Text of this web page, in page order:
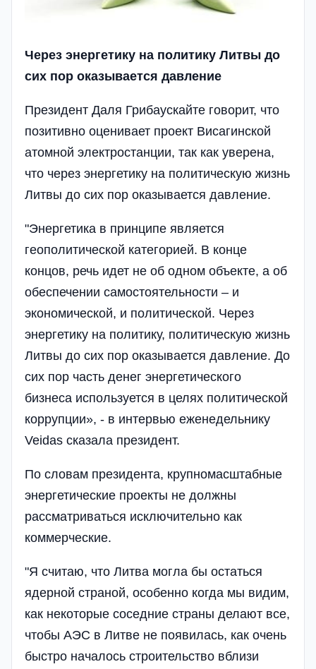
Через энергетику на политику Литвы до
сих пор оказывается давление
Президент Даля Грибаускайте говорит, что
позитивно оценивает проект Висагинской
атомной электростанции, так как уверена,
что через энергетику на политическую жизнь
Литвы до сих пор оказывается давление.
"Энергетика в принципе является
геополитической категорией. В конце
концов, речь идет не об одном объекте, а об
обеспечении самостоятельности – и
экономической, и политической. Через
энергетику на политику, политическую жизнь
Литвы до сих пор оказывается давление. До
сих пор часть денег энергетического
бизнеса используется в целях политической
коррупции», - в интервью еженедельнику
Veidas сказала президент.
По словам президента, крупномасштабные
энергетические проекты не должны
рассматриваться исключительно как
коммерческие.
"Я считаю, что Литва могла бы остаться
ядерной страной, особенно когда мы видим,
как некоторые соседние страны делают все,
чтобы АЭС в Литве не появилась, как очень
быстро началось строительство вблизи